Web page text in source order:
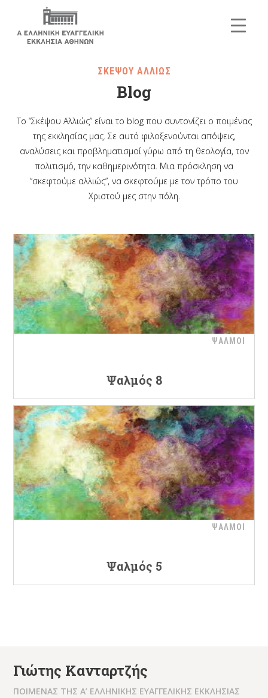
ΣΚΕΨΟΥ ΑΛΛΙΩΣ
Blog
Το “Σκέψου Αλλιώς” είναι το blog που συντονίζει ο ποιμένας
της εκκλησίας μας. Σε αυτό φιλοξενούνται απόψεις,
αναλύσεις και προβληματισμοί γύρω από τη θεολογία, τον
πολιτισμό, την καθημερινότητα. Μια πρόσκληση να
“σκεφτούμε αλλιώς”, να σκεφτούμε με τον τρόπο του
Χριστού μες στην πόλη.
ΨΑΛΜΟΙ
Ψαλμός 8
ΨΑΛΜΟΙ
Ψαλμός 5
Γιώτης Κανταρτζής
ΠΟΙΜΕΝΑΣ ΤΗΣ Α’ ΕΛΛΗΝΙΚΗΣ ΕΥΑΓΓΕΛΙΚΗΣ ΕΚΚΛΗΣΙΑΣ